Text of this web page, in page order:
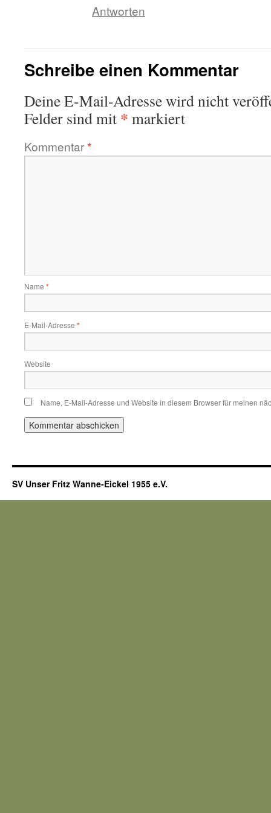
Antworten
Schreibe einen Kommentar
Deine E-Mail-Adresse wird nicht
Felder sind mit * markiert
Kommentar*
Name *
E-Mail-Adresse *
Website
Name, E-Mail-Adresse und Website in diesem Browser für meinen
SV Unser Fritz Wanne-Eickel 1955 e.V.